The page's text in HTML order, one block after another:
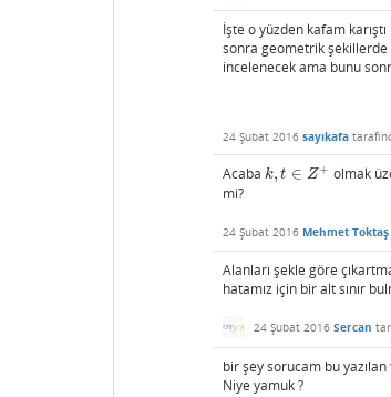
İşte o yüzden kafam
sonra geometrik şekillerde
incelenecek ama bunu
24 Şubat 2016 sayıkafa
Acaba k, t ∈ Z+
k,t∈ Z+ olmak
mi?
24 Şubat 2016 Mehmet Toktaş
Alanları şekle göre
hatamız için bir alt sınır
24 Şubat 2016 Sercan
bir şey sorucam bu
Niye yamuk ?